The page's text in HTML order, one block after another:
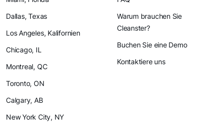
Dallas, Texas
Los Angeles, Kalifornien
Chicago, IL
Montreal, QC
Toronto, ON
Calgary, AB
New York City, NY
Warum brauchen Sie
Cleanster?
Buchen Sie eine Demo
Kontaktiere uns